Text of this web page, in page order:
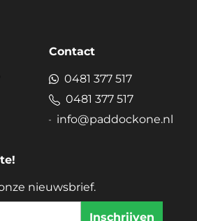
Contact
0481 377 517
0481 377 517
info@paddockone.nl
nieuwsbrief.